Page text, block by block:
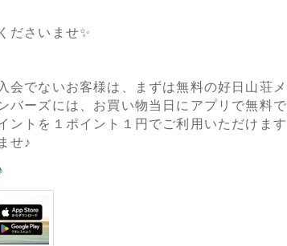
ださいませ✨
会でないお客様は、まずは無料の好日山荘
バーズには、お買い物当日にアプリで無料
ントを１ポイント１円でご利用いただけます
せ♪